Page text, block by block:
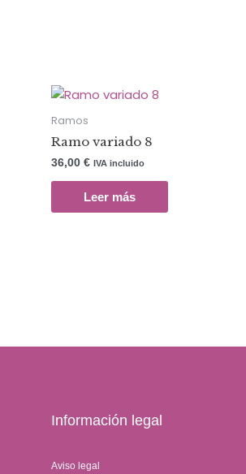
Ramos
Ramo variado 8
36,00 € IVA incluido
Leer más
Información legal
Aviso legal